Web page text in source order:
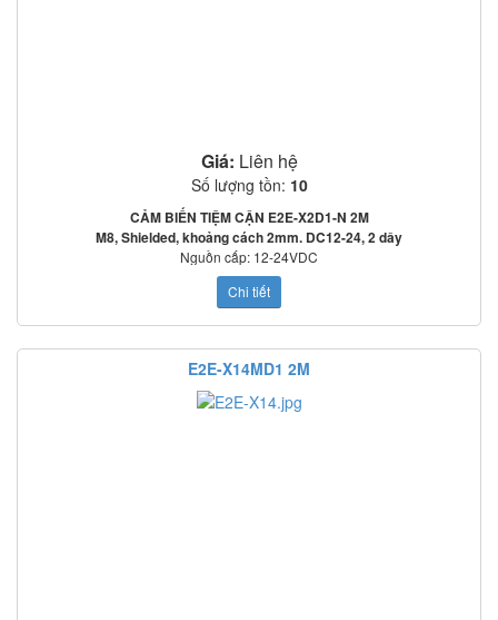
Giá: Liên hệ
Số lượng tồn: 10
CẢM BIẾN TIỆM CẬN E2E-X2D1-N 2M
M8, Shielded, khoảng cách 2mm. DC12-24, 2 dây
Nguồn cấp: 12-24VDC
Tần số đáp ứng: 1500Hz
Mạch bảo vệ: Ngược cực cấp nguồn, quá áp tức thời, ngắn mạch ngõ ra
Nhiệt độ làm việc: -25
Tiêu chuẩn: IEC60529: IP67
CÁCH ĐẤU DÂY CẢM BIẾN LOẠI 2 DÂY: E2E-X2D1-N 2M
Chi tiết
E2E-X14MD1 2M